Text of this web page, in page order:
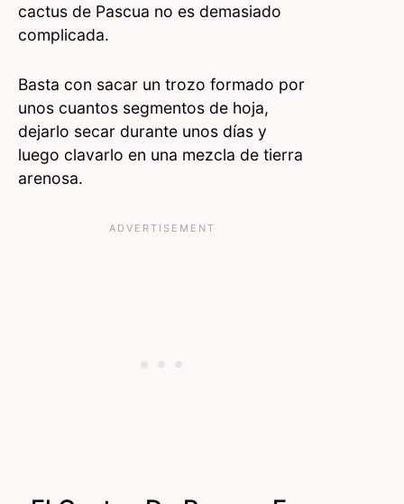
cactus de Pascua no es demasiado
complicada.
Basta con sacar un trozo formado por
unos cuantos segmentos de hoja,
dejarlo secar durante unos días y
luego clavarlo en una mezcla de tierra
arenosa.